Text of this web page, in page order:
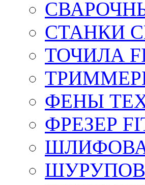
СТАНКИ
ТОЧИЛА
ФЕНЫ
ФРЕЗЕР